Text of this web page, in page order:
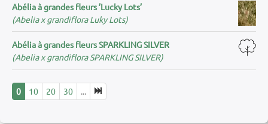
Abélia à grandes fleurs ’Lucky Lots’
(Abelia x grandiflora Luky Lots)
Abélia à grandes fleurs SPARKLING SILVER
(Abelia x grandiflora SPARKLING SILVER)
0 10 20 30 ...